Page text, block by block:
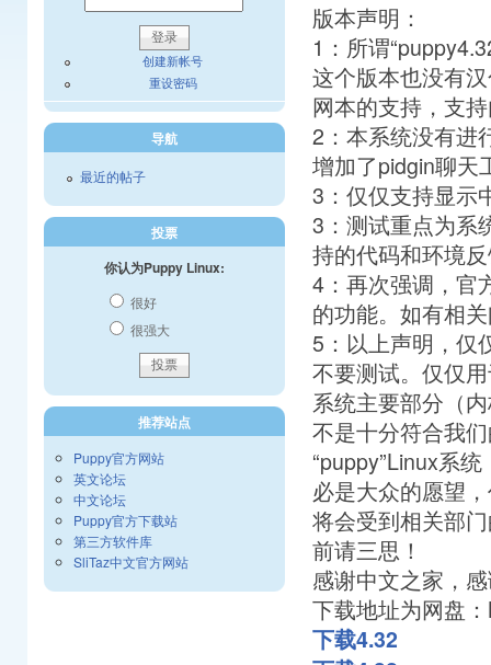
版本声明：
1：所谓
这个版本也没有
网本的支持，支
2：本系统没有进
增加了pidgin聊天
3：仅仅支持显示
3：测试重点为系
持的代码和环境
4：再次强调，官
的功能。如有相
5：以上声明，仅
不要测试。仅仅
系统主要部分（
不是十分符合我
“puppy”Linux系
必是大众的愿望
将会受到相关部
前请三思！
感谢中文之家，
下载地址为网盘
下载4.32
创建新帐号
重设密码
导航
最近的帖子
投票
你认为Puppy Linux:
很好
很强大
推荐站点
Puppy官方网站
英文论坛
中文论坛
Puppy官方下载站
第三方软件库
SliTaz中文官方网站